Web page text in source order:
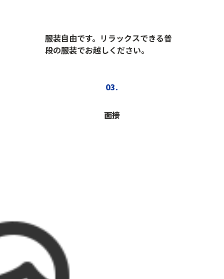
服装自由です。リラックスできる普
段の服装でお越しください。
03.
面接